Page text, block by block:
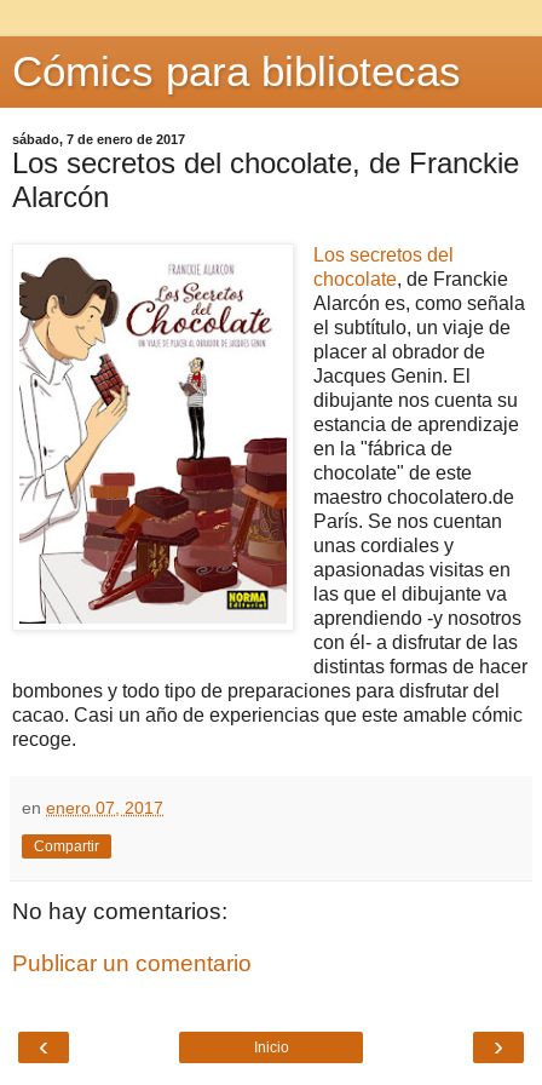
Cómics para bibliotecas
sábado, 7 de enero de 2017
Los secretos del chocolate, de Franckie
Alarcón
Los secretos del
chocolate, de Franckie
Alarcón es, como señala
el subtítulo, un viaje de
placer al obrador de
Jacques Genin. El
dibujante nos cuenta su
estancia de aprendizaje
en la "fábrica de
chocolate" de este
maestro chocolatero.de
París. Se nos cuentan
unas cordiales y
apasionadas visitas en
las que el dibujante va
aprendiendo -y nosotros
con él- a disfrutar de las
distintas formas de hacer
bombones y todo tipo de preparaciones para disfrutar del
cacao. Casi un año de experiencias que este amable cómic
recoge.
en enero 07, 2017
Compartir
No hay comentarios:
Publicar un comentario
‹ ›
Inicio